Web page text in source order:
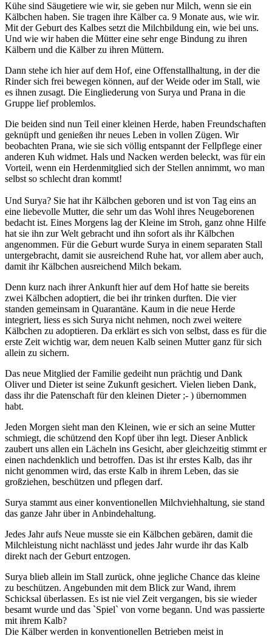
Kühe sind Säugetiere wie wir, sie geben nur Milch, wenn sie ein
Kälbchen haben. Sie tragen ihre Kälber ca. 9 Monate aus, wie wir.
Mit der Geburt des Kalbes setzt die Milchbildung ein, wie bei uns.
Und wie wir haben die Mütter eine sehr enge Bindung zu ihren
Kälbern und die Kälber zu ihren Müttern.
Dann stehe ich hier auf dem Hof, eine Offenstallhaltung, in der die
Rinder sich frei bewegen können, auf der Weide oder im Stall, wie
es ihnen zusagt. Die Eingliederung von Surya und Prana in die
Gruppe lief problemlos.
Die beiden sind nun Teil einer kleinen Herde, haben Freundschaften
geknüpft und genießen ihr neues Leben in vollen Zügen. Wir
beobachten Prana, wie sie sich völlig entspannt der Fellpflege einer
anderen Kuh widmet. Hals und Nacken werden beleckt, was für ein
Vorteil, wenn ein Herdenmitglied sich der Stellen annimmt, wo man
selbst so schlecht dran kommt!
Und Surya? Sie hat ihr Kälbchen geboren und ist von Tag eins an
eine liebevolle Mutter, die sehr um das Wohl ihres Neugeborenen
bedacht ist. Eines Morgens lag der Kleine im Stroh, ganz ohne Hilfe
hat sie ihn zur Welt gebracht und ihn sofort als ihr Kälbchen
angenommen. Für die Geburt wurde Surya in einem separaten Stall
untergebracht, damit sie ausreichend Ruhe hat, vor allem aber auch,
damit ihr Kälbchen ausreichend Milch bekam.
Denn kurz nach ihrer Ankunft hier auf dem Hof hatte sie bereits
zwei Kälbchen adoptiert, die bei ihr trinken durften. Die vier
standen gemeinsam in Quarantäne. Kaum in die neue Herde
integriert, liess es sich Surya nicht nehmen, noch zwei weitere
Kälbchen zu adoptieren. Da erklärt es sich von selbst, dass es für die
erste Zeit wichtig war, dem neuen Kalb seinen Mutter ganz für sich
allein zu sichern.
Das neue Mitglied der Familie gedeiht nun prächtig und Dank
Oliver und Dieter ist seine Zukunft gesichert. Vielen lieben Dank,
dass ihr die Patenschaft für den kleinen Dieter ;- ) übernommen
habt.
Jeden Morgen sieht man den Kleinen, wie er sich an seine Mutter
schmiegt, die schützend den Kopf über ihn legt. Dieser Anblick
zaubert uns allen ein Lächeln ins Gesicht, aber gleichzeitig stimmt er
einen nachdenklich und betroffen. Das ist ihr erstes Kalb, das ihr
nicht genommen wird, das erste Kalb in ihrem Leben, das sie
großziehen, beschützen und pflegen darf.
Surya stammt aus einer konventionellen Milchviehhaltung, sie stand
das ganze Jahr über in Anbindehaltung.
Jedes Jahr aufs Neue musste sie ein Kälbchen gebären, damit die
Milchleistung nicht nachlässt und jedes Jahr wurde ihr das Kalb
direkt nach der Geburt entzogen.
Surya blieb allein im Stall zurück, ohne jegliche Chance das kleine
zu beschützen. Angebunden mit dem Blick zur Wand, ihrem
Schicksal überlassen. Es ist nie viel Zeit vergangen, bis sie wieder
besamt wurde und das `Spiel` von vorne begann. Und was passierte
mit ihrem Kalb?
Die Kälber werden in konventionellen Betrieben meist in